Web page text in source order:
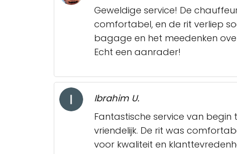
Geweldige service! De
comfortabel, en de rit verliep
bagage en het meedenken
Echt een aanrader!
Ibrahim U.
Fantastische service van
vriendelijk. De rit was
voor kwaliteit en